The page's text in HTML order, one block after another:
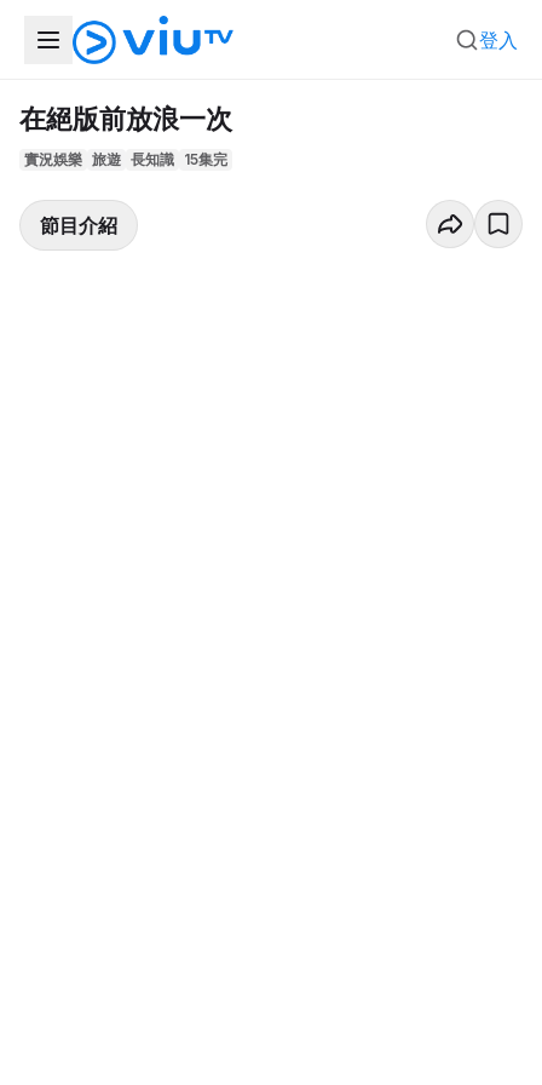
登入
在絕版前放浪一次
實況娛樂 旅遊 長知識 15集完
節目介紹